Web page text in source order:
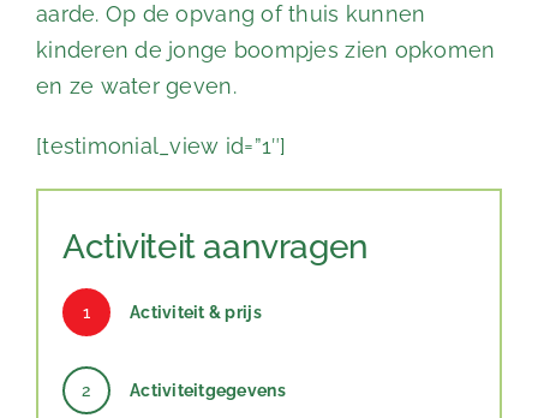
aarde. Op de opvang of thuis kunnen
kinderen de jonge boompjes zien opkomen
en ze water geven.
[testimonial_view id=”1″]
Activiteit aanvragen
1 Activiteit & prijs
2 Activiteitgegevens